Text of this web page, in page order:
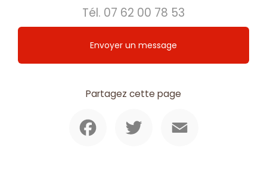
Tél. 07 62 00 78 53
Envoyer un message
Partagez cette page